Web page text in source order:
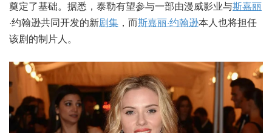
奠定了基础。据悉，泰勒有望参与一部由漫威影业与斯嘉丽
·约翰逊共同开发的新剧集 ，而斯嘉丽·约翰逊本人也将担任
该剧的制片人。